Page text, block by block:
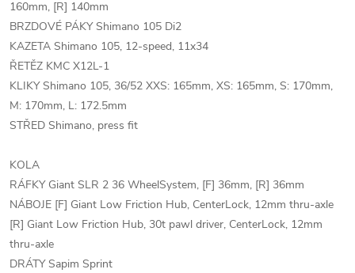
160mm, [R] 140mm
BRZDOVÉ PÁKY Shimano 105 Di2
KAZETA Shimano 105, 12-speed, 11x34
ŘETĚZ KMC X12L-1
KLIKY Shimano 105, 36/52 XXS: 165mm, XS: 165mm, S: 170mm,
M: 170mm, L: 172.5mm
STŘED Shimano, press fit
KOLA
RÁFKY Giant SLR 2 36 WheelSystem, [F] 36mm, [R] 36mm
NÁBOJE [F] Giant Low Friction Hub, CenterLock, 12mm thru-axle
[R] Giant Low Friction Hub, 30t pawl driver, CenterLock, 12mm
thru-axle
DRÁTY Sapim Sprint